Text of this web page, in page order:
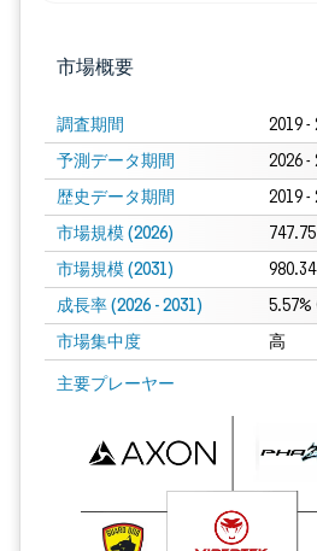
市場概要
調査期間 2019 -
予測データ期間 2026 -
歴史データ期間 2019 -
市場規模 (2026)
市場規模 (2031)
成長率 (2026 - 2031) 5.57%
市場集中度 高
主要プレーヤー
画像 © Mordor Intelligence。再利用には